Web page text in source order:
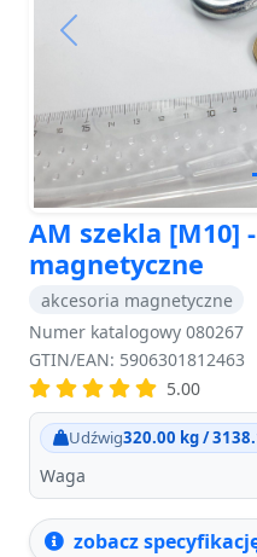
Previous
AM szekla [M10]
magnetyczne
akcesoria magnetyczne
Numer katalogowy 080267
GTIN/EAN: 5906301812463
5.00
Udźwig320.00 kg /
Waga
zobacz